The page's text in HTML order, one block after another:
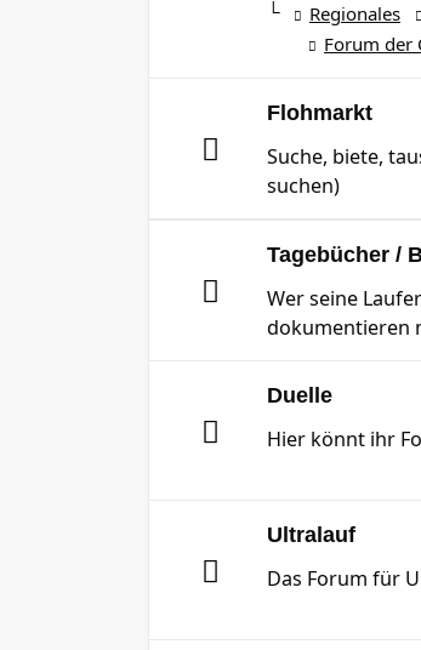
Regionales
Forum der
Flohmarkt
Suche, biete,
suchen)
Tagebücher /
Wer seine
dokumentieren
Duelle
Hier könnt ihr
Ultralauf
Das Forum für